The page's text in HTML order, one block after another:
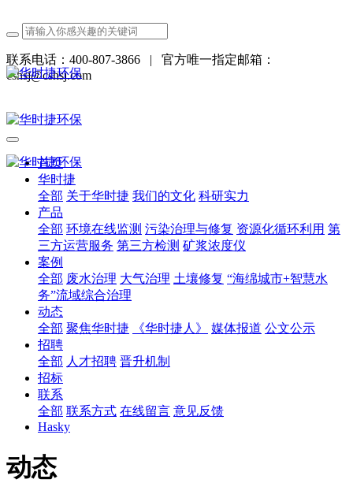
联系电话：400-807-3866 | 官方唯一指定邮箱：
cshsj@cshsj.com
首页
华时捷
全部 关于华时捷 我们的文化 科研实力
产品
全部 环境在线监测 污染治理与修复 资源化循环利用 第
三方运营服务 第三方检测 矿浆浓度仪
案例
全部 废水治理 大气治理 土壤修复 “海绵城市+智慧水
务”流域综合治理
动态
全部 聚焦华时捷 《华时捷人》 媒体报道 公文公示
招聘
全部 人才招聘 晋升机制
招标
联系
全部 联系方式 在线留言 意见反馈
Hasky
动态